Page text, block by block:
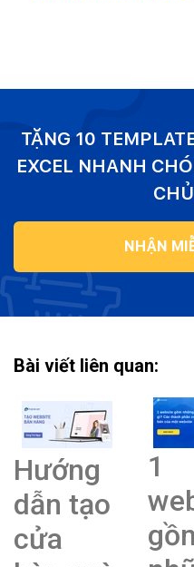
TẶNG 10
EXCEL NHANH
NHẬN
Bài viết liên quan:
Hướng
dẫn tạo
cửa
1